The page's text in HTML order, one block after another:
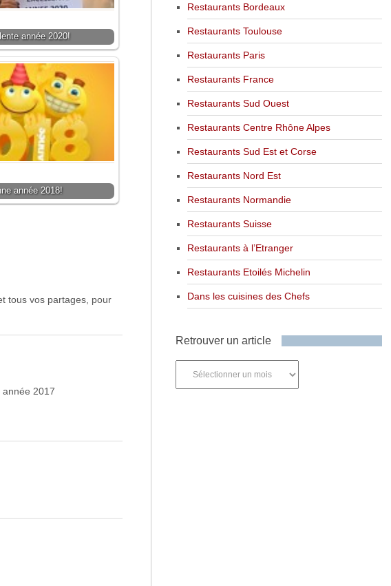
année 2020!
année 2018!
tous vos partages, pour
2017
Restaurants Bordeaux
Restaurants Toulouse
Restaurants Paris
Restaurants France
Restaurants Sud Ouest
Restaurants Centre Rhône Alpes
Restaurants Sud Est et Corse
Restaurants Nord Est
Restaurants Normandie
Restaurants Suisse
Restaurants à l’Etranger
Restaurants Etoilés Michelin
Dans les cuisines des Chefs
Retrouver un article